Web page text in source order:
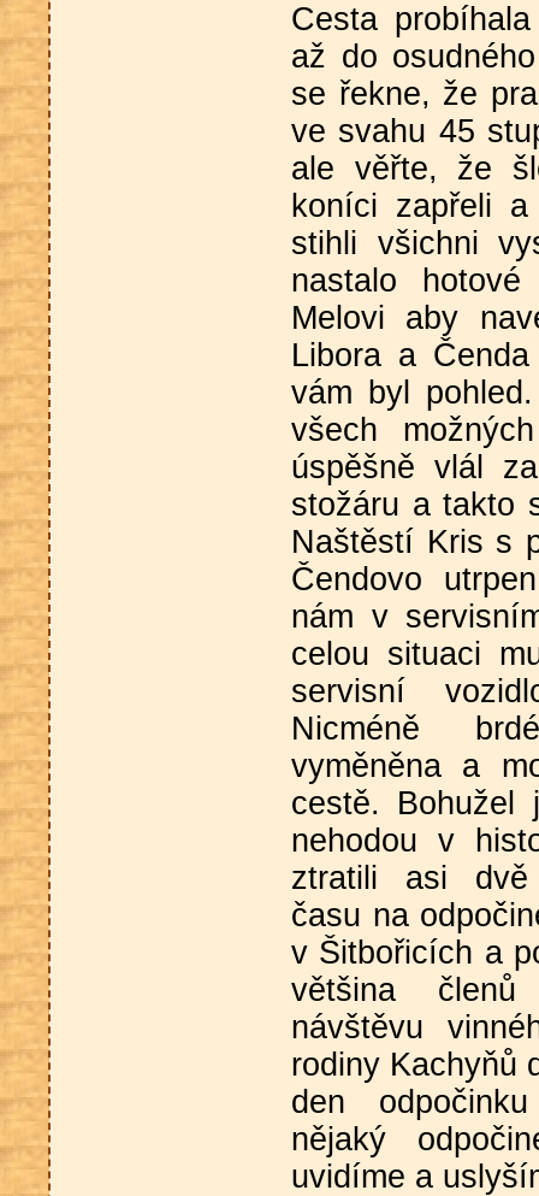
Cesta
až do
se řekne, že
ve svahu 45
ale věřte, že
koníci zapřeli
stihli všichni
nastalo
Melovi aby
Libora a
vám byl
všech
úspěšně vlál
stožáru a takto
Naštěstí Kris s
Čendovo
nám v
celou situaci
servisní
Nicméně
vyměněna a
cestě. Bohužel
nehodou v
ztratili asi dvě
času na
v Šitbořicích a
většina
návštěvu
rodiny Kachyňů
den
nějaký
uvidíme a